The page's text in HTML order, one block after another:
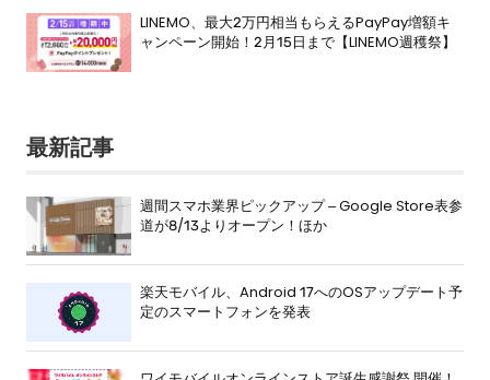
LINEMO、最大2万円相当もらえるPayPay増額キ
ャンペーン開始！2月15日まで【LINEMO週穫祭】
最新記事
週間スマホ業界ピックアップ – Google Store表参
道が8/13よりオープン！ほか
楽天モバイル、Android 17へのOSアップデート予
定のスマートフォンを発表